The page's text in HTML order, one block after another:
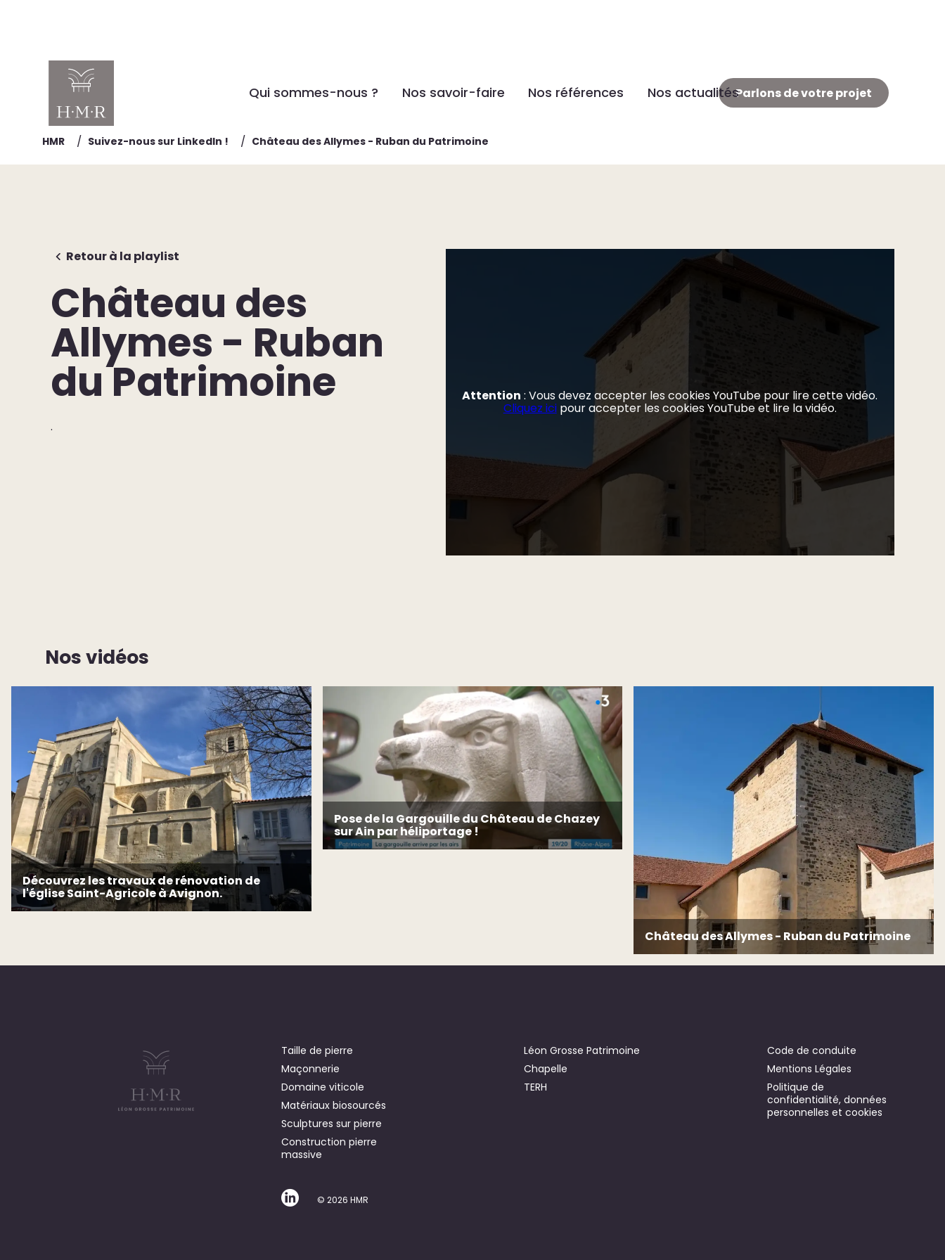
Parlons de votre projet
Qui sommes-nous ? Nos savoir-faire Nos références Nos actualités
HMR / Suivez-nous sur LinkedIn ! / Château des Allymes - Ruban du Patrimoine
Retour à la playlist
Château des
Allymes - Ruban
du Patrimoine
.
Attention : Vous devez accepter les cookies YouTube pour lire cette vidéo.
Cliquez icipour accepter les cookies YouTube et lire la vidéo.
Nos vidéos
Découvrez les travaux de rénovation de
l'église Saint-Agricole à Avignon.
Pose de la Gargouille du Château de Chazey
sur Ain par héliportage !
Château des Allymes - Ruban du Patrimoine
Taille de pierre
Maçonnerie
Domaine viticole
Matériaux biosourcés
Sculptures sur pierre
Construction pierre
massive
Léon Grosse Patrimoine
Chapelle
TERH
Code de conduite
Mentions Légales
Politique de
confidentialité, données
personnelles et cookies
© 2026 HMR